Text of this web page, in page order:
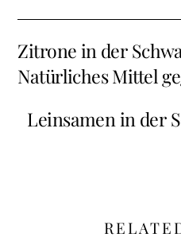
Zitrone in der
Natürliches Mittel
Leinsamen in der